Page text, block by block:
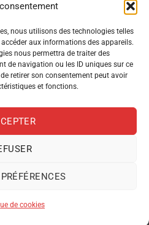
nous utilisons des technologies telles
aux informations des appareils.
nous permettra de traiter des
de navigation ou les ID uniques sur ce
retirer son consentement peut avoir
et fonctions.
de cookies
des offres spéciales
©Pro Distribution